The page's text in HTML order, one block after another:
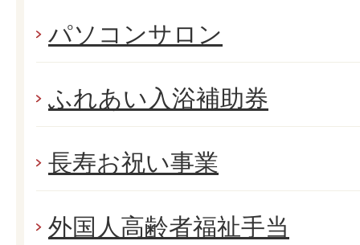
パソコンサロン
ふれあい入浴補助券
長寿お祝い事業
外国人高齢者福祉手当